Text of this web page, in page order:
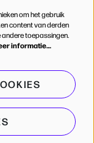
om het gebruik
content van derden
andere toepassingen.
informatie…